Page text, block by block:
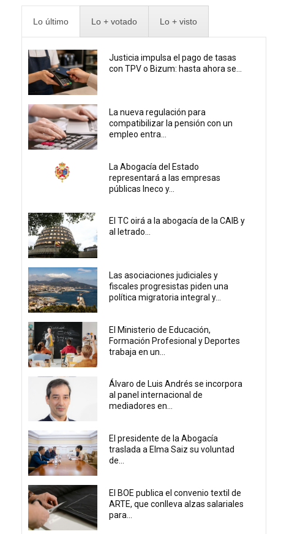
Lo último Lo + votado Lo + visto
Justicia impulsa el pago de tasas
con TPV o Bizum: hasta ahora se...
La nueva regulación para
compatibilizar la pensión con un
empleo entra...
La Abogacía del Estado
representará a las empresas
públicas Ineco y...
El TC oirá a la abogacía de la CAIB y
al letrado...
Las asociaciones judiciales y
fiscales progresistas piden una
política migratoria integral y...
El Ministerio de Educación,
Formación Profesional y Deportes
trabaja en un...
Álvaro de Luis Andrés se incorpora
al panel internacional de
mediadores en...
El presidente de la Abogacía
traslada a Elma Saiz su voluntad
de...
El BOE publica el convenio textil de
ARTE, que conlleva alzas salariales
para...